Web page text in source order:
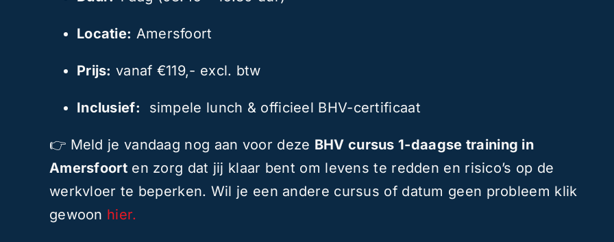
Locatie: Amersfoort
Prijs: vanaf €119,- excl. btw
Inclusief: simpele lunch & officieel BHV-certificaat
👉 Meld je vandaag nog aan voor deze BHV cursus 1-daagse training in
Amersfoorten zorg dat jij klaar bent om levens te redden en risico’s op de
werkvloer te beperken. Wil je een andere cursus of datum geen probleem klik
gewoon hier.